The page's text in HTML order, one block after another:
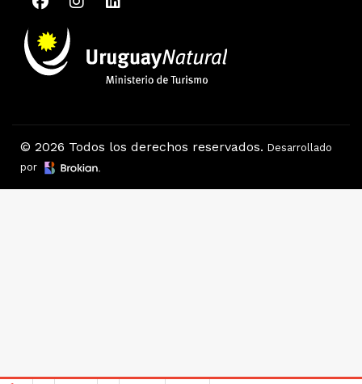
© 2026 Todos los derechos reservados. Desarrollado
por